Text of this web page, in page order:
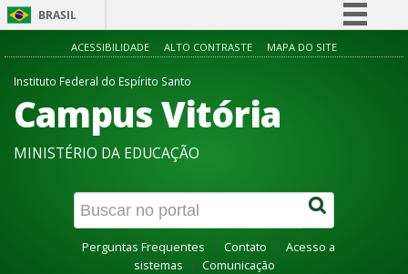
BRASIL
Simplifique!
Acesso à informação
Canais
ACESSIBILIDADE ALTO CONTRASTE MAPA DO SITE
Instituto Federal do Espírito Santo
Campus Vitória
MINISTÉRIO DA EDUCAÇÃO
Perguntas Frequentes Contato
Acesso a
sistemas
Comunicação